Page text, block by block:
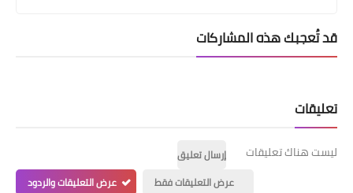
قد تُعجبك هذه المشاركات
تعليقات
ليست هناك تعليقات
إرسال تعليق
عرض التعليقات فقط
عرض التعليقات والردود